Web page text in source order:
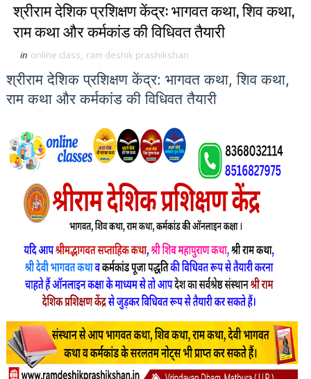
श्रीराम देशिक प्रशिक्षण केंद्र: भागवत कथा, शिव कथा,
राम कथा और कर्मकांड की विधिवत तैयारी
in online class, ram deshik prashikshan
श्रीराम देशिक प्रशिक्षण केंद्र: भागवत कथा, शिव कथा,
राम कथा और कर्मकांड की विधिवत तैयारी